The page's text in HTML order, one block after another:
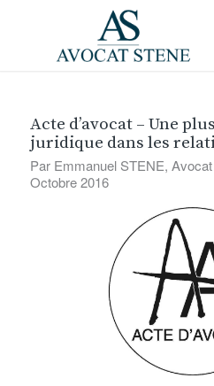
Acte d’avocat – Une
juridique dans les
Par Emmanuel STENE,
Octobre 2016